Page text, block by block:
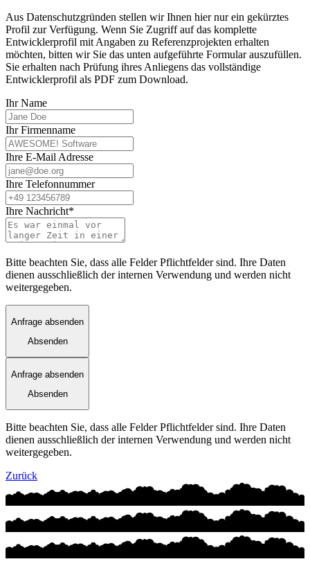
Aus Datenschutzgründen stellen wir Ihnen hier nur ein gekürztes
Profil zur Verfügung. Wenn Sie Zugriff auf das komplette
Entwicklerprofil mit Angaben zu Referenzprojekten erhalten
möchten, bitten wir Sie das unten aufgeführte Formular auszufüllen.
Sie erhalten nach Prüfung ihres Anliegens das vollständige
Entwicklerprofil als PDF zum Download.
Ihr Name
Ihr Firmenname
Ihre E-Mail Adresse
Ihre Telefonnummer
Ihre Nachricht*
Bitte beachten Sie, dass alle Felder Pflichtfelder sind. Ihre Daten
dienen ausschließlich der internen Verwendung und werden nicht
weitergegeben.
Anfrage absenden
Absenden
Anfrage absenden
Absenden
Bitte beachten Sie, dass alle Felder Pflichtfelder sind. Ihre Daten
dienen ausschließlich der internen Verwendung und werden nicht
weitergegeben.
Zurück